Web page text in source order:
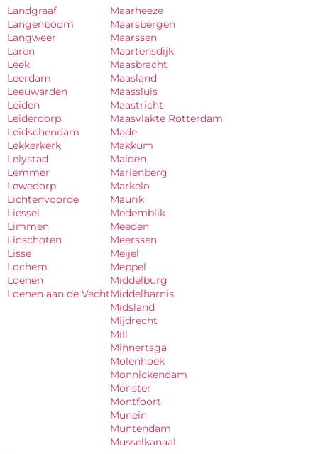
Landgraaf
Langenboom
Langweer
Laren
Leek
Leerdam
Leeuwarden
Leiden
Leiderdorp
Leidschendam
Lekkerkerk
Lelystad
Lemmer
Lewedorp
Lichtenvoorde
Liessel
Limmen
Linschoten
Lisse
Lochem
Loenen
Loenen aan de Vecht
Maarheeze
Maarsbergen
Maarssen
Maartensdijk
Maasbracht
Maasland
Maassluis
Maastricht
Maasvlakte Rotterdam
Made
Makkum
Malden
Marienberg
Markelo
Maurik
Medemblik
Meeden
Meerssen
Meijel
Meppel
Middelburg
Middelharnis
Midsland
Mijdrecht
Mill
Minnertsga
Molenhoek
Monnickendam
Monster
Montfoort
Munein
Muntendam
Musselkanaal